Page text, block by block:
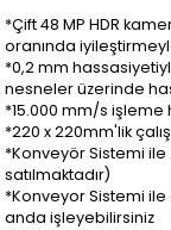
*Çift 48 MP HDR
oranında
*0,2 mm
nesneler üzerinde
*15.000 mm/s işleme
*220 x 220mm'lik
*Konveyör Sistemi ile
satılmaktadır)
*Konveyor Sistemi
anda işleyebilirsiniz